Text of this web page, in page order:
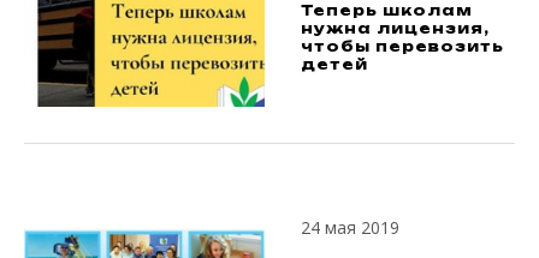
Теперь школам
нужна лицензия,
чтобы перевозить
детей
24 мая 2019